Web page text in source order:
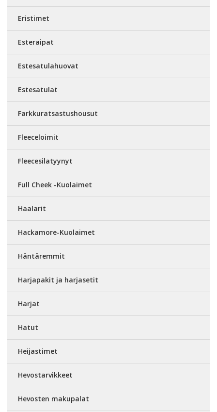
Eristimet
Esteraipat
Estesatulahuovat
Estesatulat
Farkkuratsastushousut
Fleeceloimit
Fleecesilatyynyt
Full Cheek -Kuolaimet
Haalarit
Hackamore-Kuolaimet
Häntäremmit
Harjapakit ja harjasetit
Harjat
Hatut
Heijastimet
Hevostarvikkeet
Hevosten makupalat